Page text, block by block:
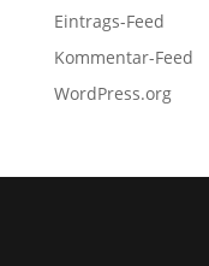
Eintrags-Feed
Kommentar-Feed
WordPress.org